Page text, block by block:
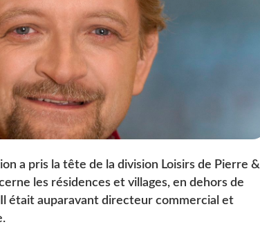
a pris la tête de la division Loisirs de Pierre &
les résidences et villages, en dehors de
Il était auparavant directeur commercial et